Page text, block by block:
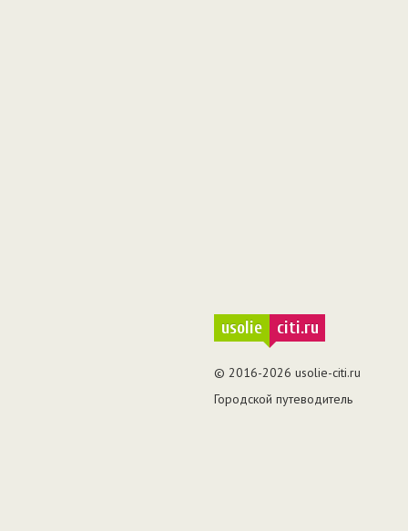
usolie citi.ru
© 2016-2026 usolie-citi.ru
Городской путеводитель